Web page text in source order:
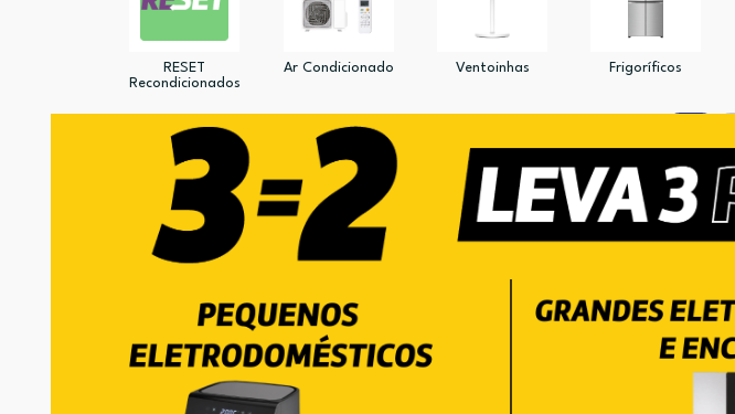
RESET
Recondicionados
Ar Condicionado Ventoinhas Frigoríficos